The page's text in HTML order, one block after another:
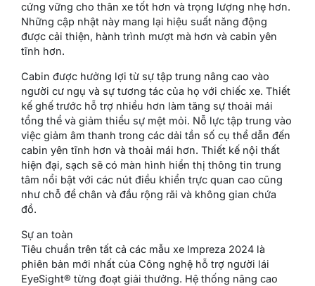
cứng vững cho thân xe tốt hơn và trọng lượng nhẹ hơn.
Những cập nhật này mang lại hiệu suất năng động
được cải thiện, hành trình mượt mà hơn và cabin yên
tĩnh hơn.
Cabin được hưởng lợi từ sự tập trung nâng cao vào
người cư ngụ và sự tương tác của họ với chiếc xe. Thiết
kế ghế trước hỗ trợ nhiều hơn làm tăng sự thoải mái
tổng thể và giảm thiểu sự mệt mỏi. Nỗ lực tập trung vào
việc giảm âm thanh trong các dải tần số cụ thể dẫn đến
cabin yên tĩnh hơn và thoải mái hơn. Thiết kế nội thất
hiện đại, sạch sẽ có màn hình hiển thị thông tin trung
tâm nổi bật với các nút điều khiển trực quan cao cũng
như chỗ để chân và đầu rộng rãi và không gian chứa
đồ.
Sự an toàn
Tiêu chuẩn trên tất cả các mẫu xe Impreza 2024 là
phiên bản mới nhất của Công nghệ hỗ trợ người lái
EyeSight® từng đoạt giải thưởng. Hệ thống nâng cao